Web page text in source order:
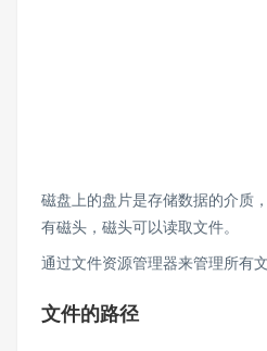
磁盘上的盘片是存储数据的介质
有磁头，磁头可以读取文件。
通过文件资源管理器来管理所有文
文件的路径